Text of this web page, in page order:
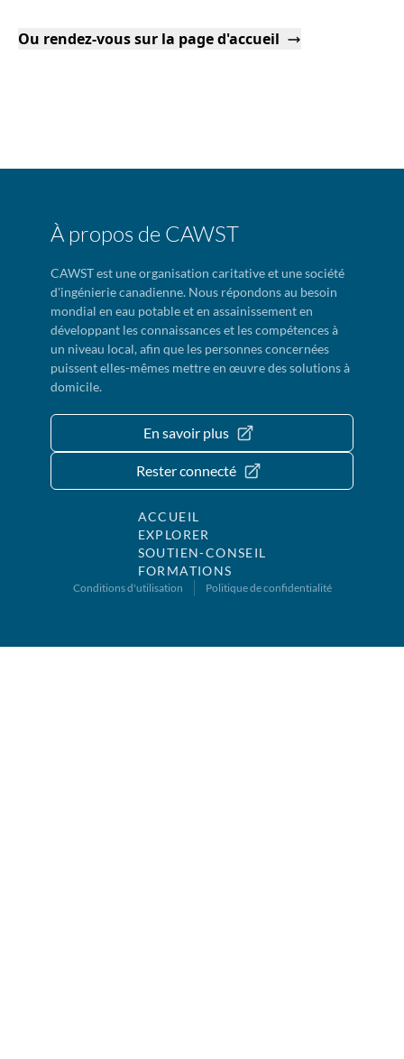
Ou rendez-vous sur la page d'accueil
À propos de CAWST
CAWST est une organisation caritative et une société
d'ingénierie canadienne. Nous répondons au besoin
mondial en eau potable et en assainissement en
développant les connaissances et les compétences à
un niveau local, afin que les personnes concernées
puissent elles-mêmes mettre en œuvre des solutions à
domicile.
En savoir plus
Rester connecté
ACCUEIL
EXPLORER
SOUTIEN-CONSEIL
FORMATIONS
Conditions d'utilisation Politique de confidentialité